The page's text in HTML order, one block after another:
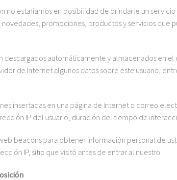
no estaríamos en posibilidad de brindarle un
promociones, productos y servicios que
descargados automáticamente y almacenados en
de Internet algunos datos sobre este usuario,
insertadas en una página de Internet o correo
IP del usuario, duración del tiempo de
beacons para obtener información personal de
IP, sitio que visitó antes de entrar al nuestro.